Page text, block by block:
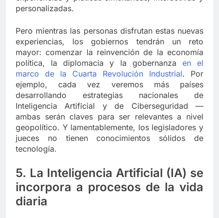
personalizadas.
Pero mientras las personas disfrutan estas nuevas
experiencias, los gobiernos tendrán un reto
mayor: comenzar la reinvención de la economía
política, la diplomacia y la gobernanza en el
marco de la Cuarta Revolución Industrial. Por
ejemplo, cada vez veremos más países
desarrollando estrategias nacionales de
Inteligencia Artificial y de Ciberseguridad —
ambas serán claves para ser relevantes a nivel
geopolítico. Y lamentablemente, los legisladores y
jueces no tienen conocimientos sólidos de
tecnología.
5. La Inteligencia Artificial (IA) se
incorpora a procesos de la vida
diaria